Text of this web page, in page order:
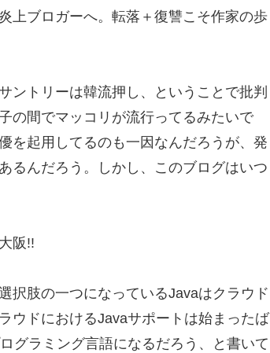
上ブロガーへ。転落＋復讐こそ作家の歩
ントリーは韓流押し、ということで批判
の間でマッコリが流行ってるみたいで
を起用してるのも一因なんだろうが、発
るんだろう。しかし、このブログはいつ
阪!!
択肢の一つになっているJavaはクラウド
ウドにおけるJavaサポートは始まったば
グラミング言語になるだろう、と書いて